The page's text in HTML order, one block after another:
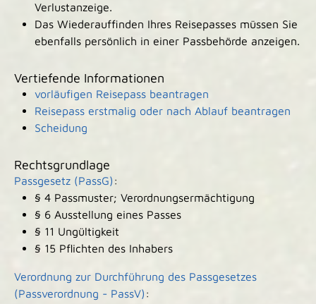
Verlustanzeige.
Das Wiederauffinden Ihres Reisepasses müssen Sie
ebenfalls persönlich in einer Passbehörde anzeigen.
Vertiefende Informationen
vorläufigen Reisepass beantragen
Reisepass erstmalig oder nach Ablauf beantragen
Scheidung
Rechtsgrundlage
Passgesetz (PassG) :
§ 4Passmuster; Verordnungsermächtigung
§ 6 Ausstellung eines Passes
§ 11 Ungültigkeit
§ 15 Pflichten des Inhabers
Verordnung zur Durchführung des Passgesetzes
(Passverordnung - PassV) :